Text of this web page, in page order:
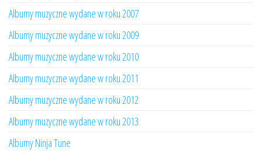
Albumy muzyczne wydane w roku 2007
Albumy muzyczne wydane w roku 2009
Albumy muzyczne wydane w roku 2010
Albumy muzyczne wydane w roku 2011
Albumy muzyczne wydane w roku 2012
Albumy muzyczne wydane w roku 2013
Albumy Ninja Tune